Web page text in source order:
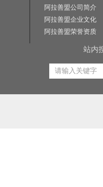
阿拉善盟公司简介
阿拉善盟企业文化
阿拉善盟荣誉资质
站内